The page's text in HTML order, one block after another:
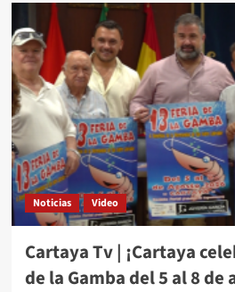
Noticias Video
Cartaya Tv | ¡Cartaya
de la Gamba del 5 al 8 de